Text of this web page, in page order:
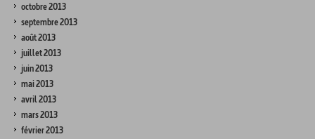
octobre 2013
septembre 2013
août 2013
juillet 2013
juin 2013
mai 2013
avril 2013
mars 2013
février 2013